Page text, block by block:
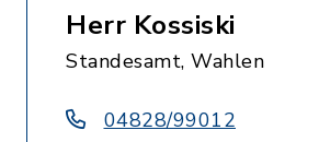
Herr Kossiski
Standesamt, Wahlen
04828/99012